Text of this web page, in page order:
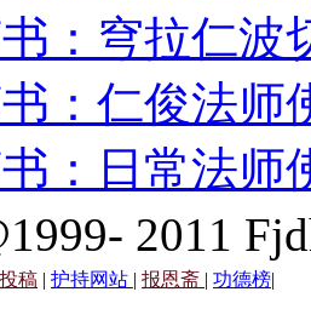
：穹拉仁波
：仁俊法师
：日常法师
2011
稿 | 护持网站 | 报恩斋 | 功德榜|